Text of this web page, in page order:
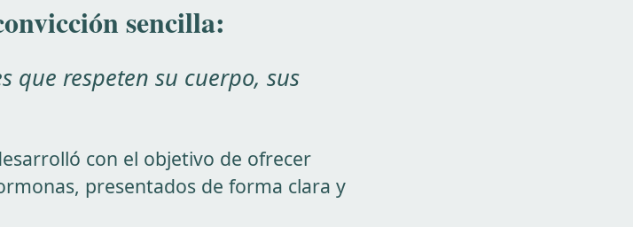
sencilla:
que respeten su cuerpo, sus
con el objetivo de ofrecer
presentados de forma clara y